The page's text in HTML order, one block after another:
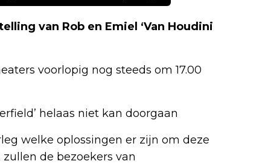
van Rob en Emiel ‘Van Houdini
voorlopig nog steeds om 17.00
helaas niet kan doorgaan
welke oplossingen er zijn om deze
de bezoekers van